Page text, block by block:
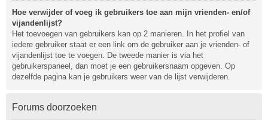
Hoe verwijder of voeg ik gebruikers toe aan mijn vrienden- en/of
vijandenlijst?
Het toevoegen van gebruikers kan op 2 manieren. In het profiel van
iedere gebruiker staat er een link om de gebruiker aan je vrienden- of
vijandenlijst toe te voegen. De tweede manier is via het
gebruikerspaneel, dan moet je een gebruikersnaam opgeven. Op
dezelfde pagina kan je gebruikers weer van de lijst verwijderen.
Forums doorzoeken